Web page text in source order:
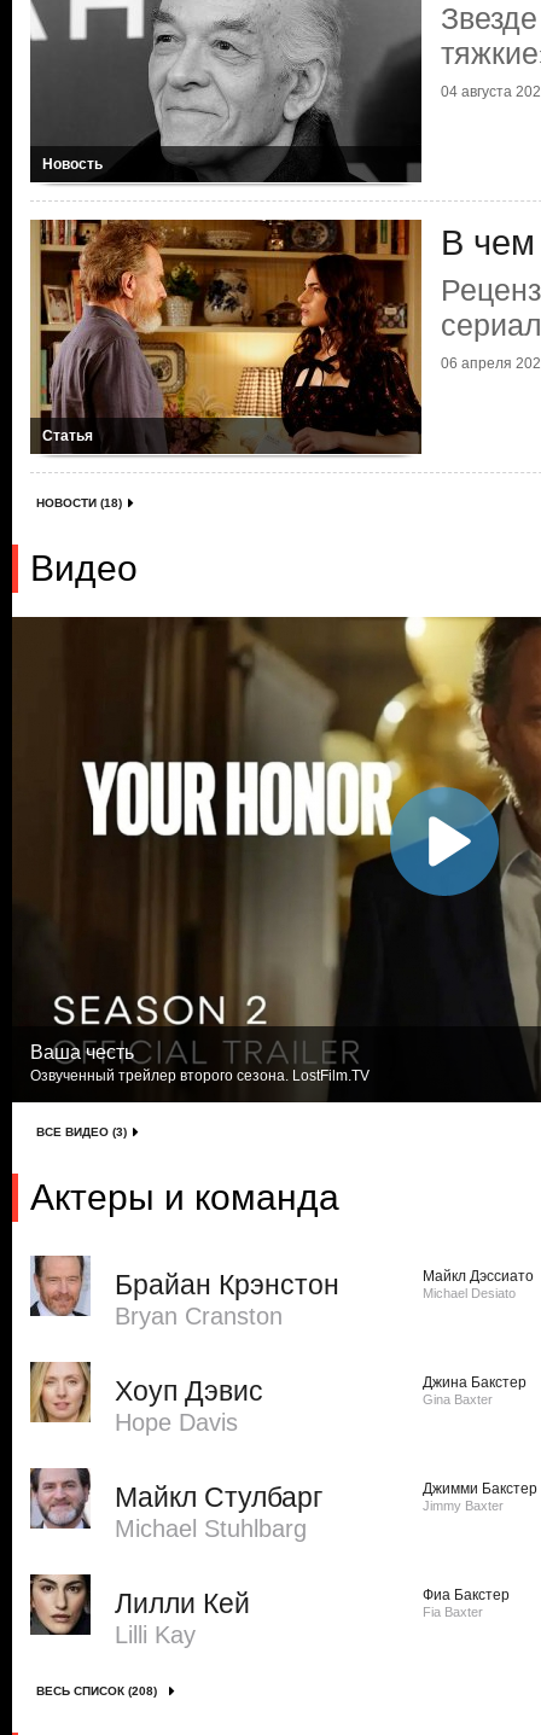
Новость
04 августа
Статья
В чем
06 апреля
НОВОСТИ (18)
Видео
Ваша честь
Озвученный трейлер второго сезона. LostFilm.TV
ВСЕ ВИДЕО (3)
Актеры и команда
Брайан Крэнстон
Bryan Cranston
Майкл Дэссиато
Michael Desiato
Хоуп Дэвис
Hope Davis
Джина Бакстер
Gina Baxter
Майкл Стулбарг
Michael Stuhlbarg
Джимми Бакстер
Jimmy Baxter
Лилли Кей
Lilli Kay
Фиа Бакстер
Fia Baxter
ВЕСЬ СПИСОК (208)